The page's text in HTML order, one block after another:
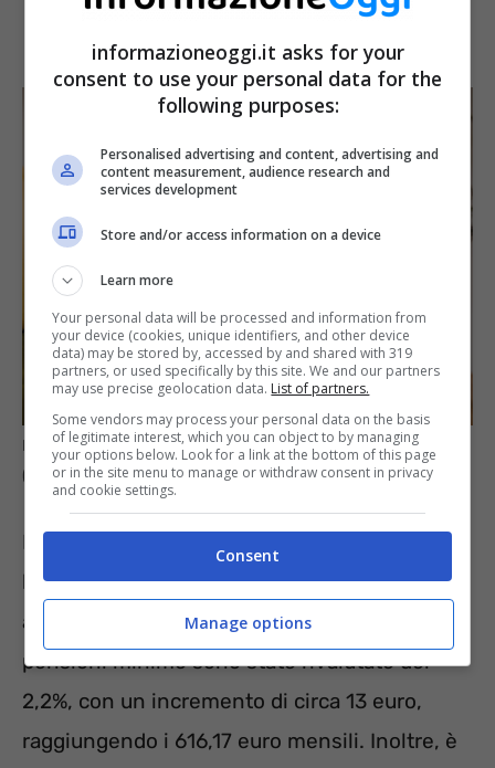
Pensione più bassa: come contattare l’INPS
(Informazioneoggi.it)
Nel mese di marzo, alcuni cambiamenti
hanno influenzato l’importo delle pensioni,
anche se ci sono state notizie positive: le
pensioni minime sono state rivalutate del
2,2%, con un incremento di circa 13 euro,
raggiungendo i 616,17 euro mensili. Inoltre, è
informazioneoggi.it asks for your
consent to use your personal data for the
following purposes:
Personalised advertising and content, advertising and
content measurement, audience research and
services development
Store and/or access information on a device
Learn more
Your personal data will be processed and information from
your device (cookies, unique identifiers, and other device
data) may be stored by, accessed by and shared with 319
partners, or used specifically by this site. We and our partners
may use precise geolocation data. List of partners.
Some vendors may process your personal data on the basis
of legitimate interest, which you can object to by managing
your options below. Look for a link at the bottom of this page
or in the site menu to manage or withdraw consent in privacy
and cookie settings.
Consent
Manage options